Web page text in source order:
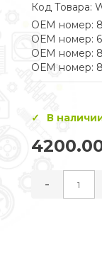
Код Товара:
ОЕМ номер:
ОЕМ номер:
ОЕМ номер:
ОЕМ номер:
В
-